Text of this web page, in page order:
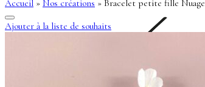
Accueil » Nos créations » Bracelet petite fille Nuage
Ajouter à la liste de souhaits